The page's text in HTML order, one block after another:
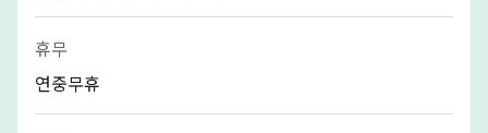
휴무
연중무휴